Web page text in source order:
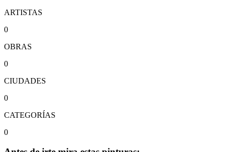
ARTISTAS
0
OBRAS
0
CIUDADES
0
CATEGORÍAS
0